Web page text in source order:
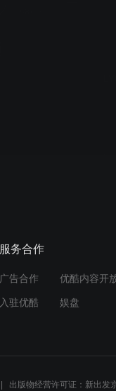
服务合作
广告合作 优酷内容开
入驻优酷 娱盘
出版物经营许可证：新出发